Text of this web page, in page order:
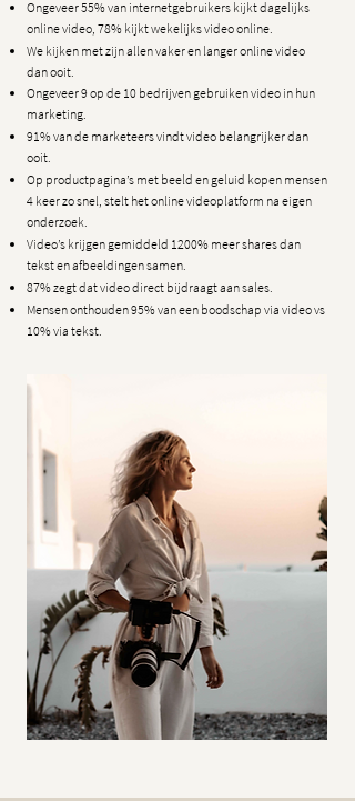
Ongeveer 55% van internetgebruikers kijkt dagelijks
online video, 78% kijkt wekelijks video online.
We kijken met zijn allen vaker en langer online video
dan ooit.
Ongeveer 9 op de 10 bedrijven gebruiken video in hun
marketing.
91% van de marketeers vindt video belangrijker dan
ooit.
Op productpagina’s met beeld en geluid kopen mensen
4 keer zo snel, stelt het online videoplatform na eigen
onderzoek.
Video’s krijgen gemiddeld 1200% meer shares dan
tekst en afbeeldingen samen.
87% zegt dat video direct bijdraagt aan sales.
Mensen onthouden 95% van een boodschap via video vs
10% via tekst.